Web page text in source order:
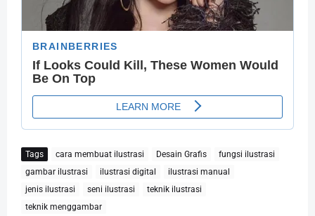
Tags cara membuat ilustrasi Desain Grafis
fungsi ilustrasi
gambar ilustrasi
ilustrasi digital
ilustrasi manual
jenis ilustrasi
seni ilustrasi
teknik ilustrasi
teknik menggambar